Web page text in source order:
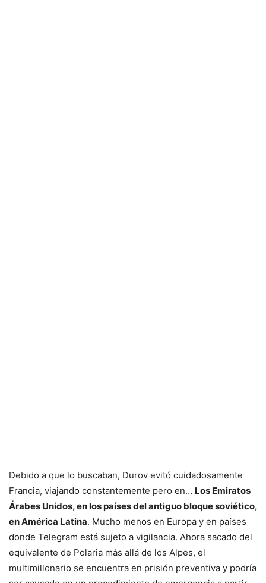
Debido a que lo buscaban, Durov evitó cuidadosamente
Francia, viajando constantemente pero en… Los Emiratos
Árabes Unidos, en los países del antiguo bloque soviético,
en América Latina. Mucho menos en Europa y en países
donde Telegram está sujeto a vigilancia. Ahora sacado del
equivalente de Polaria más allá de los Alpes, el
multimillonario se encuentra en prisión preventiva y podría